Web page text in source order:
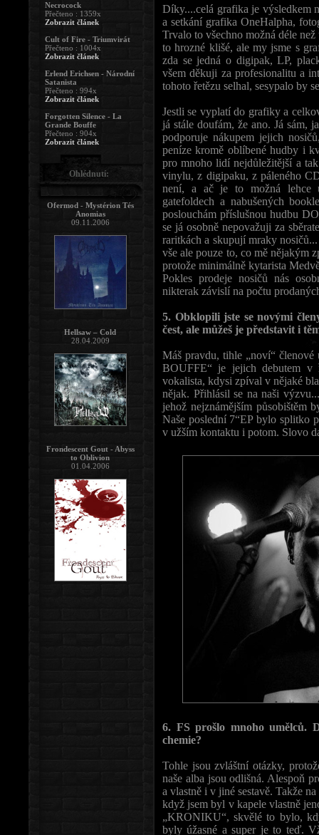
Díky....celá grafika je výsledkem
a setkání grafika OneHalpha,
Trvalo to všechno možná déle
to hrozné klišé, ale my jsme s
zda se jedná o digipak, LP,
všem děkuji za profesionalitu a
tohoto řetězu selhal, sesypalo by
Jestli se vyplatí do grafiky a
já stále doufám, že ano. Já sám,
podporuje nákupem jejich
peníze kromě oblíbené hudby i
pro mnoho lidí nejdůležitější a
vinylu, z digipaku, z páleného
není, a ač je to možná lehce
gatefoldech a nabušených
poslouchám příslušnou hudbu
se já osobně nepovažuji za
raritkách a skupují mraky
vše ale pouze to, co mě nějakým
protože minimálně kytarista
Pokles prodeje nosičů nás
nikterak závislí na počtu
5. Obklopili jste se novými
čest, ale můžeš je představit i
Máš pravdu, tihle „noví“
BOUFFE“ je jejich debutem v
vokalista, kdysi zpíval v nějaké
nějak. Přihlásil se na naši
jehož nejznámějším
Naše poslední 7“EP bylo splitko
v užším kontaktu i potom. Slovo
6. FS prošlo mnoho umělců.
chemie?
Tohle jsou zvláštní otázky,
naše alba jsou odlišná. Alespoň
a vlastně i v jiné sestavě. Takže
když jsem byl v kapele vlastně
„KRONIKU“, skvělé to bylo,
byly úžasné a super je to teď.
Necrocock
Přečteno : 1359x
Zobrazit článek
Cult of Fire - Triumvirát
Přečteno : 1004x
Zobrazit článek
Erlend Erichsen - Národní
Satanista
Přečteno : 994x
Zobrazit článek
Forgotten Silence - La
Grande Bouffe
Přečteno : 904x
Zobrazit článek
Ohlédnutí:
Ofermod - Mystérion Tés
Anomias
09.11.2006
Hellsaw – Cold
28.04.2009
Frondescent Gout - Abyss
to Oblivion
01.04.2006